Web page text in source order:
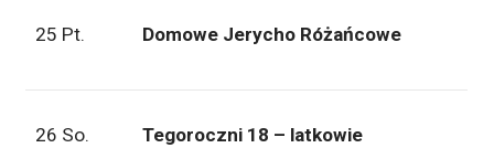
25 Pt. Domowe Jerycho Różańcowe
26 So. Tegoroczni 18 – latkowie